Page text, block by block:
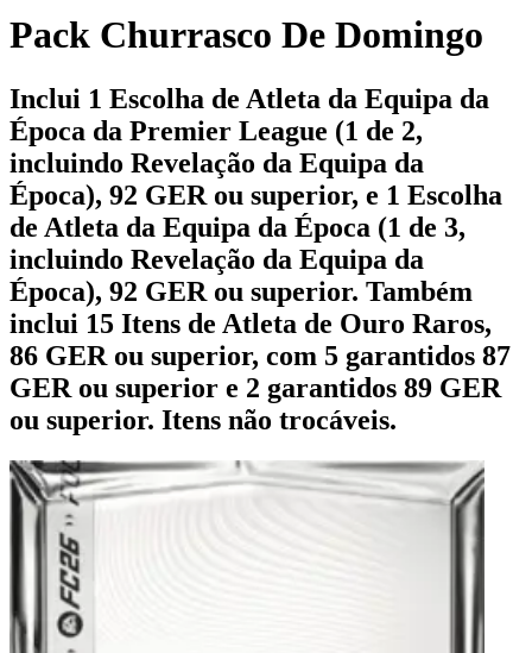
Pack Churrasco De Domingo
Inclui 1 Escolha de Atleta da Equipa da
Época da Premier League (1 de 2,
incluindo Revelação da Equipa da
Época), 92 GER ou superior, e 1 Escolha
de Atleta da Equipa da Época (1 de 3,
incluindo Revelação da Equipa da
Época), 92 GER ou superior. Também
inclui 15 Itens de Atleta de Ouro Raros,
86 GER ou superior, com 5 garantidos 87
GER ou superior e 2 garantidos 89 GER
ou superior. Itens não trocáveis.